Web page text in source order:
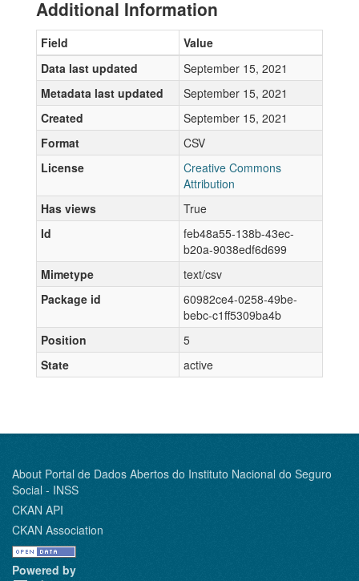
Additional Information
Field
Value
Data last updated
September 15, 2021
Metadata last updated
September 15, 2021
Created
September 15, 2021
Format
CSV
License
Creative Commons
Attribution
Has views
True
Id
feb48a55-138b-43ec-
b20a-9038edf6d699
Mimetype
text/csv
Package id
60982ce4-0258-49be-
bebc-c1ff5309ba4b
Position
5
State
active
About Portal de Dados Abertos do Instituto Nacional do Seguro
Social - INSS
CKAN API
CKAN Association
Powered by